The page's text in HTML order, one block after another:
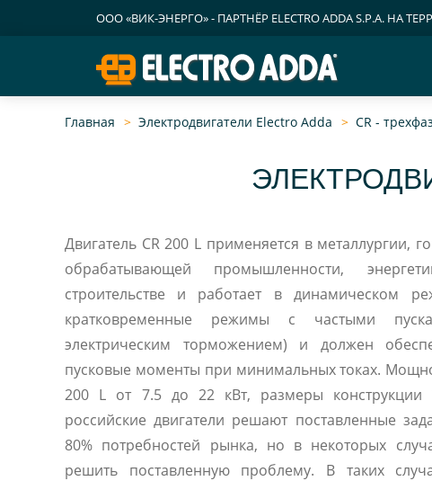
ООО «ВИК-ЭНЕРГО» - ПАРТНЁР ELECTRO ADDA S.P.A. НА
Главная Электродвигатели Electro Adda CR -
Двигатель CR 200 L применяется в металлургии,
обрабатывающей промышленности,
строительстве и работает в динамическом режиме (повторно-
кратковременные режимы с частыми
электрическим торможением) и должен
пусковые моменты при минимальных токах.
200 L от 7.5 до 22 кВт, размеры
российские двигатели решают поставленные задачи и покрывают
80% потребностей рынка, но в некоторых
решить поставленную проблему. В таких